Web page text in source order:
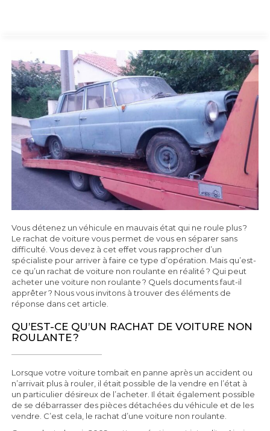
Vous détenez un véhicule en mauvais état qui ne roule plus ?
Le rachat de voiture vous permet de vous en séparer sans
difficulté. Vous devez à cet effet vous rapprocher d’un
spécialiste pour arriver à faire ce type d’opération. Mais qu’est-
ce qu’un rachat de voiture non roulante en réalité ? Qui peut
acheter une voiture non roulante ? Quels documents faut-il
apprêter ? Nous vous invitons à trouver des éléments de
réponse dans cet article.
QU’EST-CE QU’UN RACHAT DE VOITURE NON
ROULANTE ?
Lorsque votre voiture tombait en panne après un accident ou
n’arrivait plus à rouler, il était possible de la vendre en l’état à
un particulier désireux de l’acheter. Il était également possible
de se débarrasser des pièces détachées du véhicule et de les
vendre. C’est cela, le rachat d’une voiture non roulante.